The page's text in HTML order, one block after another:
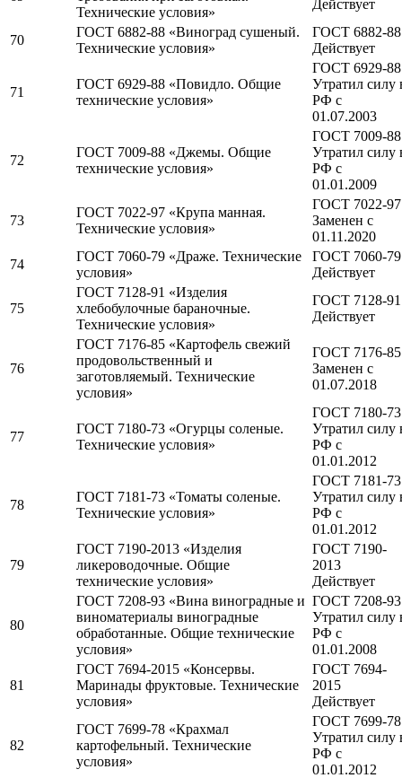
Технические условия»
Действует
70
ГОСТ 6882-88 «Виноград сушеный.
Технические условия»
ГОСТ 6882-88
Действует
71
ГОСТ 6929-88 «Повидло. Общие
технические условия»
ГОСТ 6929-88
Утратил силу
РФ c
01.07.2003
72
ГОСТ 7009-88 «Джемы. Общие
технические условия»
ГОСТ 7009-88
Утратил силу
РФ c
01.01.2009
73
ГОСТ 7022-97 «Крупа манная.
Технические условия»
ГОСТ 7022-97
Заменен c
01.11.2020
74
ГОСТ 7060-79 «Драже. Технические
условия»
ГОСТ 7060-79
Действует
75
ГОСТ 7128-91 «Изделия
хлебобулочные бараночные.
Технические условия»
ГОСТ 7128-91
Действует
76
ГОСТ 7176-85 «Картофель свежий
продовольственный и
заготовляемый. Технические
условия»
ГОСТ 7176-85
Заменен c
01.07.2018
77
ГОСТ 7180-73 «Огурцы соленые.
Технические условия»
ГОСТ 7180-73
Утратил силу
РФ c
01.01.2012
78
ГОСТ 7181-73 «Томаты соленые.
Технические условия»
ГОСТ 7181-73
Утратил силу
РФ c
01.01.2012
79
ГОСТ 7190-2013 «Изделия
ликероводочные. Общие
технические условия»
ГОСТ 7190-
2013
Действует
80
ГОСТ 7208-93 «Вина виноградные и
виноматериалы виноградные
обработанные. Общие технические
условия»
ГОСТ 7208-93
Утратил силу
РФ c
01.01.2008
81
ГОСТ 7694-2015 «Консервы.
Маринады фруктовые. Технические
условия»
ГОСТ 7694-
2015
Действует
82
ГОСТ 7699-78 «Крахмал
картофельный. Технические
условия»
ГОСТ 7699-78
Утратил силу
РФ c
01.01.2012